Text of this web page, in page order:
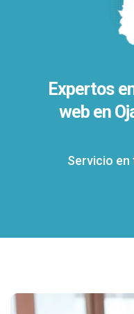
Expertos
web en
Servicio